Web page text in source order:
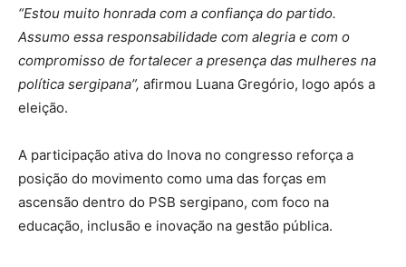
“Estou muito honrada com a confiança do partido.
Assumo essa responsabilidade com alegria e com o
compromisso de fortalecer a presença das mulheres na
política sergipana”, afirmou Luana Gregório, logo após a
eleição.
A participação ativa do Inova no congresso reforça a
posição do movimento como uma das forças em
ascensão dentro do PSB sergipano, com foco na
educação, inclusão e inovação na gestão pública.